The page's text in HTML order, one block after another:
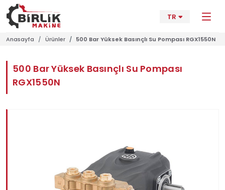
TR
Anasayfa Ürünler 500 Bar Yüksek Basınçlı Su Pompası RGX1550N
500 Bar Yüksek Basınçlı Su Pompası
RGX1550N